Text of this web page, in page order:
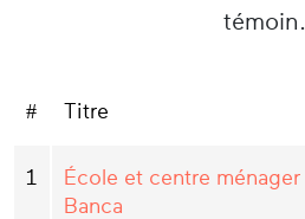
témoin.
# Titre
1
École et centre ménager
Banca